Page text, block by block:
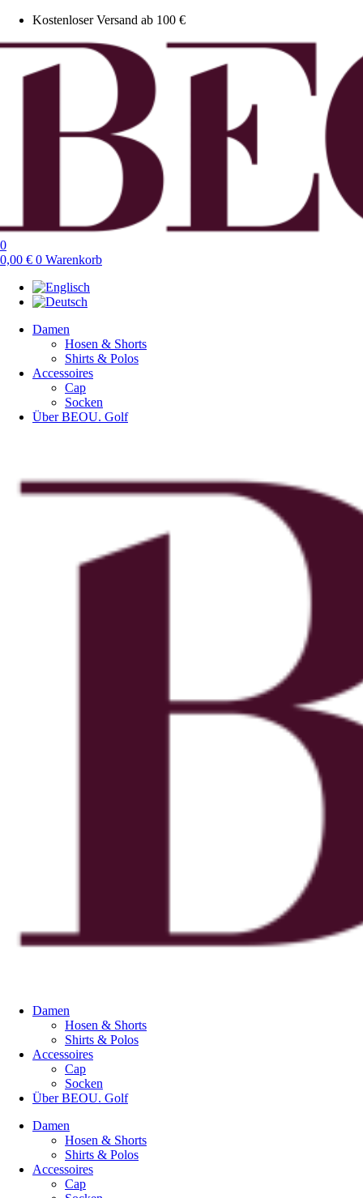
Kostenloser Versand ab 100 €
0
0,00 € 0 Warenkorb
Damen
Hosen & Shorts
Shirts & Polos
Accessoires
Cap
Socken
Über BEOU. Golf
Damen
Hosen & Shorts
Shirts & Polos
Accessoires
Cap
Socken
Über BEOU. Golf
Damen
Hosen & Shorts
Shirts & Polos
Accessoires
Cap